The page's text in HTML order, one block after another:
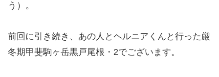
う）。
前回に引き続き、あの人とヘルニアくんと行った厳
冬期甲斐駒ヶ岳黒戸尾根・2でございます。